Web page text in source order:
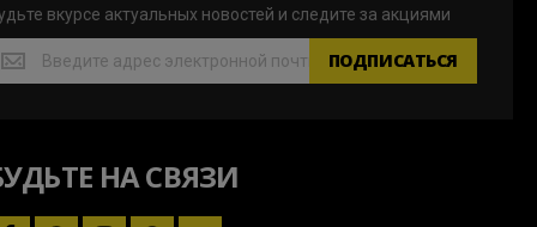
вкурсе актуальных новостей и следите за акциями
ПОДПИСАТЬСЯ
НА СВЯЗИ